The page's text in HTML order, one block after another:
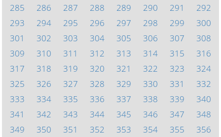
285
286 287 288 289 290 291
292
293
294 295 296 297 298 299
300
301
302 303 304 305 306 307
308
309
310 311 312 313 314 315
316
317
318 319 320 321 322 323
324
325
326 327 328 329 330 331
332
333
334 335 336 337 338 339
340
341
342 343 344 345 346 347
348
349
350 351 352 353 354 355 356